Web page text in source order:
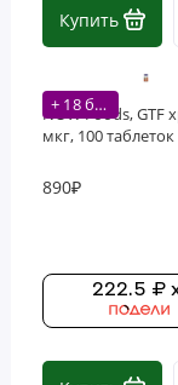
Витамины
Купить
+ 18 бонусов
NOW Foods, GTF
мкг, 100 таблеток
890₽
222.5 ₽